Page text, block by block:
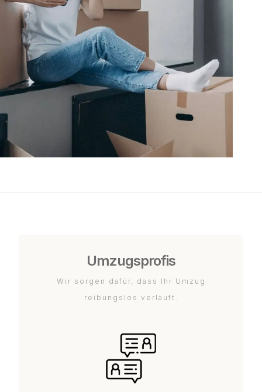
Umzugsprofis
Wir sorgen dafür, dass Ihr Umzug
reibungslos verläuft.